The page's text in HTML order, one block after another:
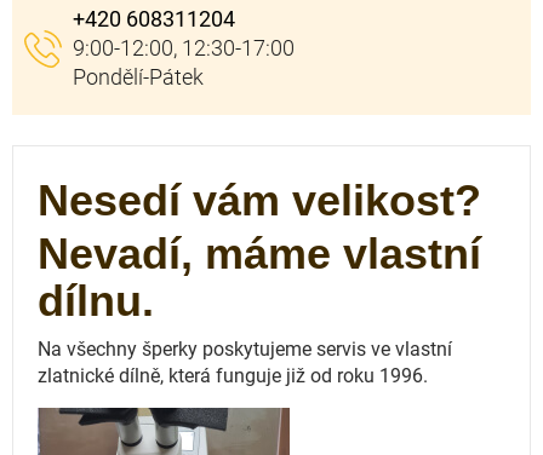
+420 608311204
Nesedí vám velikost?
Nevadí, máme vlastní
dílnu.
Na všechny šperky poskytujeme servis ve vlastní
zlatnické dílně, která funguje již od roku 1996.